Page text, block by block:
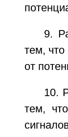
9.
тем,
от
10.
тем,